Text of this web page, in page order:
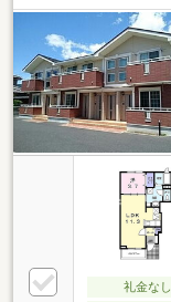
礼金なし